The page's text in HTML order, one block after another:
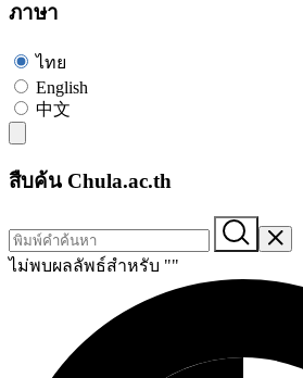
ภาษา
ไทย
English
中文
สืบค้น Chula.ac.th
ไม่พบผลลัพธ์สำหรับ ""